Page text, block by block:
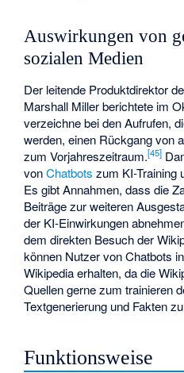
Auswirkungen von
sozialen Medien
Der leitende Produktdirektor
Marshall Miller berichtete im
verzeichne bei den Aufrufen,
werden, einen Rückgang von
zum Vorjahreszeitraum.[45]
vonChatbots zum KI-Training
Es gibt Annahmen, dass die
Beiträge zur weiteren
der KI-Einwirkungen
dem direkten Besuch der
können Nutzer von Chatbots
Wikipedia erhalten, da die
Quellen gerne zum trainieren
Textgenerierung und Fakten
Funktionsweise